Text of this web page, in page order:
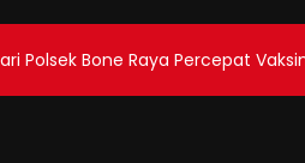
Polsek Bone Raya Percepat